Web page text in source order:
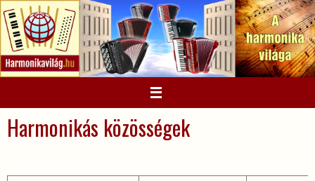
Megszakítás
Harmonikás közösségek